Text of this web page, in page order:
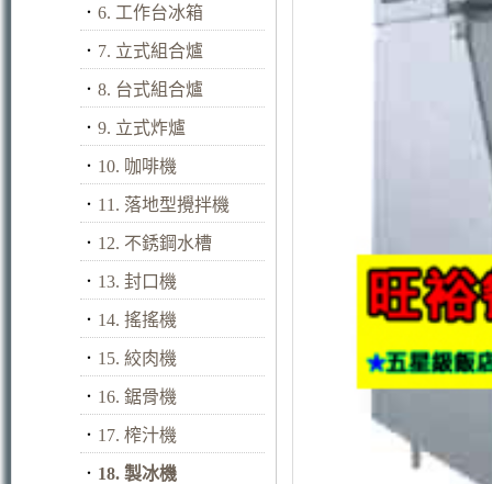
． 6. 工作台冰箱
． 7. 立式組合爐
． 8. 台式組合爐
． 9. 立式炸爐
． 10. 咖啡機
． 11. 落地型攪拌機
． 12. 不銹鋼水槽
． 13. 封口機
． 14. 搖搖機
． 15. 絞肉機
． 16. 鋸骨機
． 17. 榨汁機
． 18. 製冰機